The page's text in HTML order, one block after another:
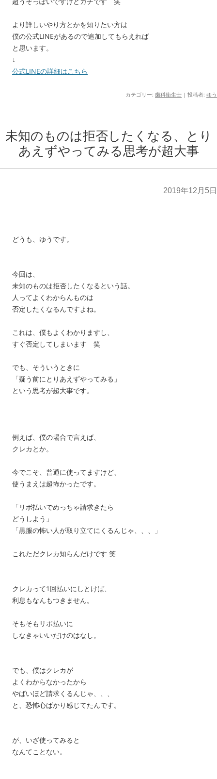
より詳しいやり方とかを知りたい方は
僕の公式LINEがあるので追加してもらえれば
と思います。
↓
公式LINEの詳細はこちら
カテゴリー: 歯科衛生士 | 投稿者: ゆう
未知のものは拒否したくなる、とり
あえずやってみる思考が超大事
2019年12月5日
どうも、ゆうです。
今回は、
未知のものは拒否したくなるという話。
人ってよくわからんものは
否定したくなるんですよね。
これは、僕もよくわかりますし、
すぐ否定してしまいます 笑
でも、そういうときに
「疑う前にとりあえずやってみる」
という思考が超大事です。
例えば、僕の場合で言えば、
クレカとか。
今でこそ、普通に使ってますけど、
使うまえは超怖かったです。
「リボ払いでめっちゃ請求きたら
どうしよう」
「黒服の怖い人が取り立てにくるんじゃ、、、」
これただクレカ知らんだけです 笑
クレカって1回払いにしとけば、
利息もなんもつきません。
そもそもリボ払いに
しなきゃいいだけのはなし。
でも、僕はクレカが
よくわからなかったから
やばいほど請求くるんじゃ、、、
と、恐怖心ばかり感じてたんです。
が、いざ使ってみると
なんてことない。